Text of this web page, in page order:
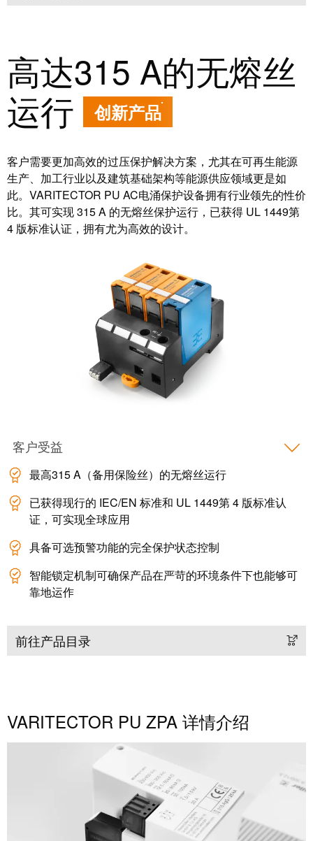
高达315 A的无熔丝
运行
创新产品
客户需要更加高效的过压保护解决方案，尤其在可再生能源
生产、加工行业以及建筑基础架构等能源供应领域更是如
此。VARITECTOR PU AC电涌保护设备拥有行业领先的性价
比。其可实现 315 A 的无熔丝保护运行，已获得 UL 1449第
4 版标准认证，拥有尤为高效的设计。
客户受益
最高315 A（备用保险丝）的无熔丝运行
已获得现行的 IEC/EN 标准和 UL 1449第 4 版标准认
证，可实现全球应用
具备可选预警功能的完全保护状态控制
智能锁定机制可确保产品在严苛的环境条件下也能够可
靠地运作
前往产品目录
VARITECTOR PU ZPA 详情介绍